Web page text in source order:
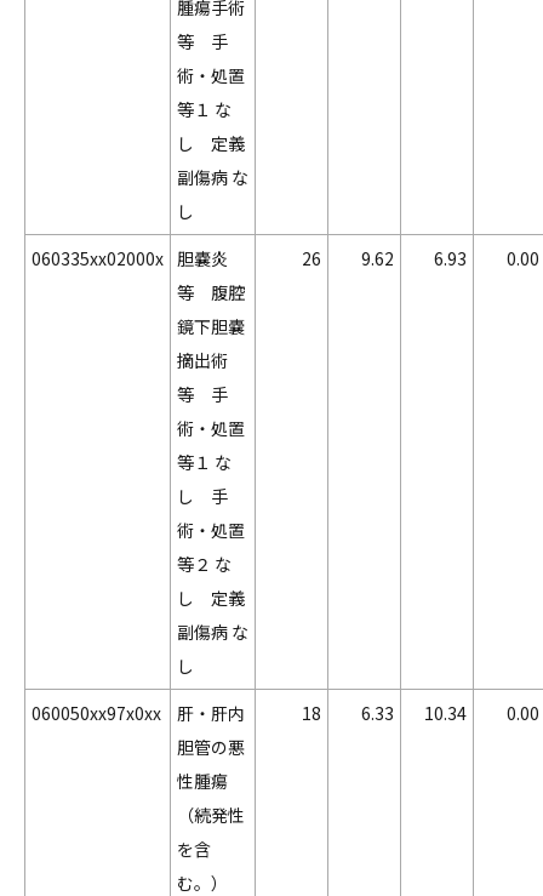
腫瘍手術
等 手
術・処置
等１ な
し 定義
副傷病 な
し
060335xx02000x 胆嚢炎
等 腹腔
鏡下胆嚢
摘出術
等 手
術・処置
等１ な
し 手
術・処置
等２ な
し 定義
副傷病 な
し
26 9.62 6.93 0.00
060050xx97x0xx
肝・肝内
胆管の悪
性腫瘍
（続発性
を含
む。）
18 6.33 10.34 0.00